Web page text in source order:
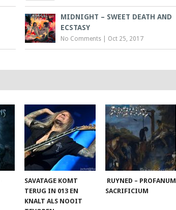
MIDNIGHT – SWEET DEATH AND
ECSTASY
No Comments Oct 25, 2017
SAVATAGE KOMT
TERUG IN 013 EN
KNALT ALS NOOIT
RUYNED – PROFANUM
SACRIFICIUM